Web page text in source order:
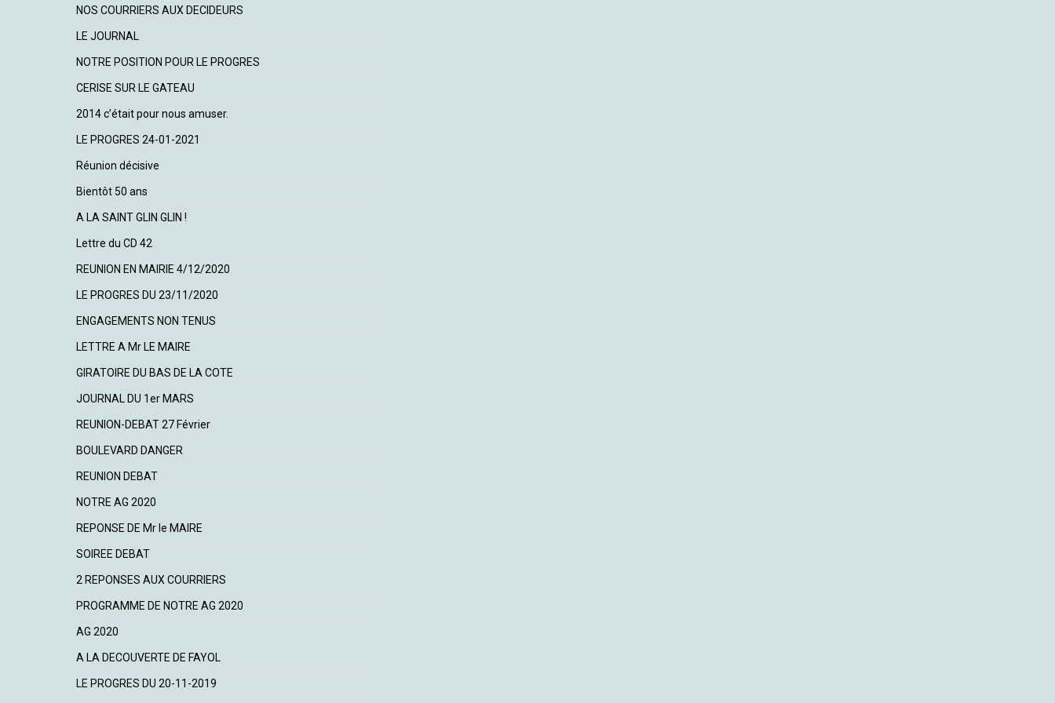
NOS COURRIERS AUX DECIDEURS
LE JOURNAL
NOTRE POSITION POUR LE PROGRES
CERISE SUR LE GATEAU
2014 c’était pour nous amuser.
LE PROGRES 24-01-2021
Réunion décisive
Bientôt 50 ans
A LA SAINT GLIN GLIN !
Lettre du CD 42
REUNION EN MAIRIE 4/12/2020
LE PROGRES DU 23/11/2020
ENGAGEMENTS NON TENUS
LETTRE A Mr LE MAIRE
GIRATOIRE DU BAS DE LA COTE
JOURNAL DU 1er MARS
REUNION-DEBAT 27 Février
BOULEVARD DANGER
REUNION DEBAT
NOTRE AG 2020
REPONSE DE Mr le MAIRE
SOIREE DEBAT
2 REPONSES AUX COURRIERS
PROGRAMME DE NOTRE AG 2020
AG 2020
A LA DECOUVERTE DE FAYOL
LE PROGRES DU 20-11-2019